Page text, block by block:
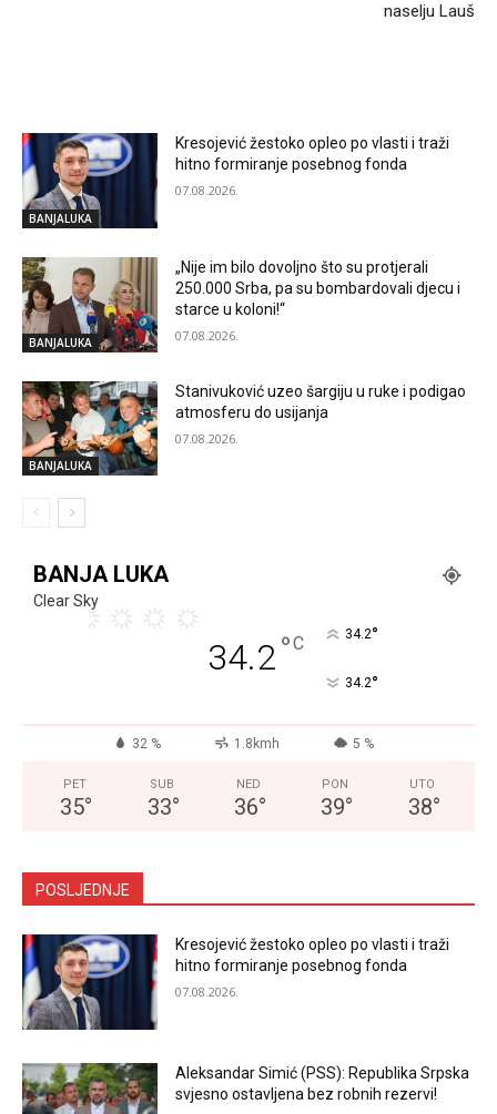
naselju Lauš
BANJALUKA
Kresojević žestoko opleo po vlasti i traži
hitno formiranje posebnog fonda
07.08.2026.
BANJALUKA
„Nije im bilo dovoljno što su protjerali
250.000 Srba, pa su bombardovali djecu i
starce u koloni!“
07.08.2026.
BANJALUKA
Stanivuković uzeo šargiju u ruke i podigao
atmosferu do usijanja
07.08.2026.
BANJA LUKA
Clear Sky
34.2°C 34.2°
34.2°
32 % 1.8kmh 5 %
PET
35°
SUB
33°
NED
36°
PON
39°
UTO
38°
POSLJEDNJE
Kresojević žestoko opleo po vlasti i traži
hitno formiranje posebnog fonda
07.08.2026.
Aleksandar Simić (PSS): Republika Srpska
svjesno ostavljena bez robnih rezervi!